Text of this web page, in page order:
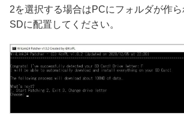
2を選択する場合はPCにフォルダが作
SDに配置してください。